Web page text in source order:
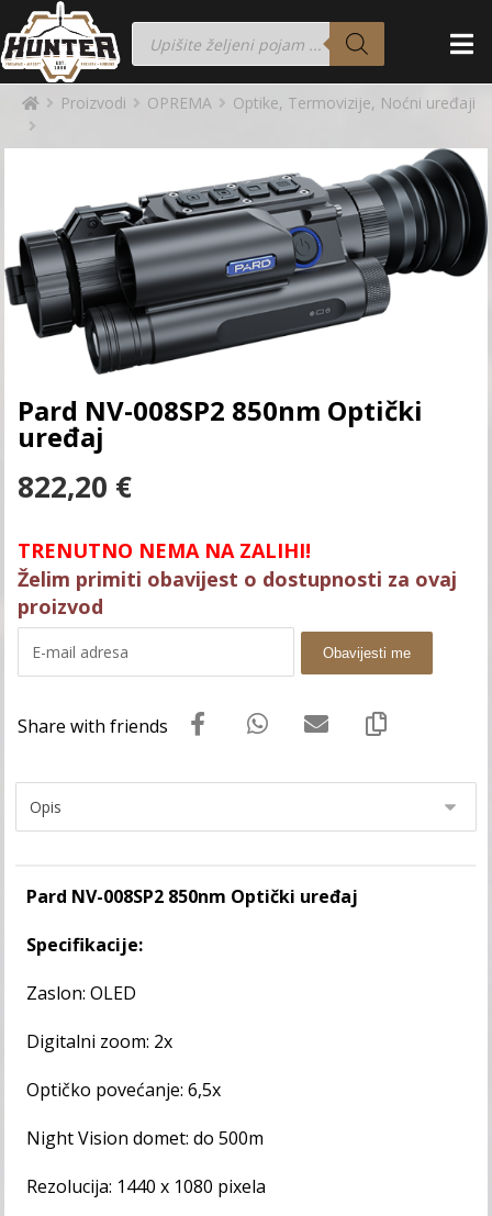
Proizvodi OPREMA Optike, Termovizije, Noćni uređaji
Pard NV-008SP2 850nm Optički
uređaj
822,20 €
TRENUTNO NEMA NA ZALIHI!
Želim primiti obavijest o dostupnosti za ovaj
proizvod
Obavijesti me
Pard NV-008SP2 850nm Optički uređaj
Specifikacije:
Zaslon: OLED
Digitalni zoom: 2x
Optičko povećanje: 6,5x
Night Vision domet: do 500m
Rezolucija: 1440 x 1080 pixela